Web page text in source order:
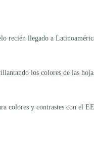
llegado a
los colores de las
colores y contrastes con el